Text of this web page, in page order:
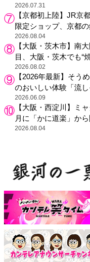
グッズが登場
2026.07.31
【京都初上陸】JR京
限定ショップ、京都
2026.08.04
【大阪・茨木市】南
目、大阪・茨木でも“
2026.08.02
【2026年最新】そう
のおいしい体験「流
2026.06.09
【大阪・西淀川】ミ
月に「かに道楽」か
越し
2026.08.04